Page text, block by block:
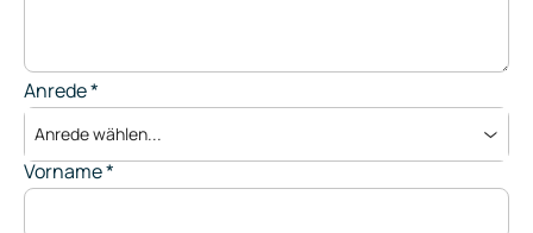
Anrede*
Anrede wählen...
Vorname*